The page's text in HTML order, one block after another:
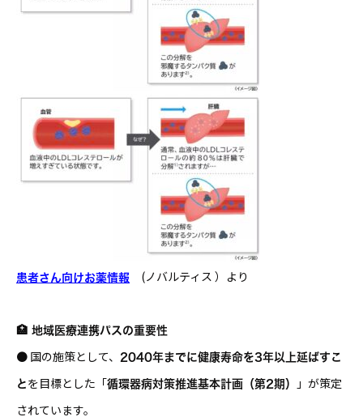
患者さん向けお薬情報 (ノバルティス ）より
🏥 地域医療連携パスの重要性
● 国の施策として、 2040年までに健康寿命を3年以上延ばすこ
と を目標とした「循環器病対策推進基本計画（第2期）
」が策定
されています。